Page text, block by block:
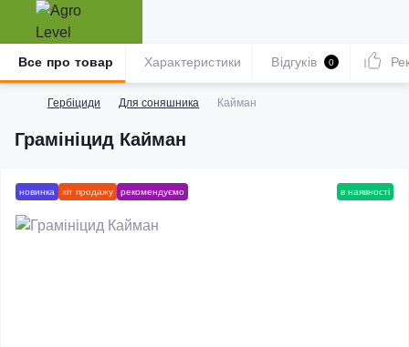
Гербіциди Для соняшника Кайман
Грамініцид Кайман
Все про товар Характеристики Відгуків 0
новинка хіт продажу рекомендуємо в наявності